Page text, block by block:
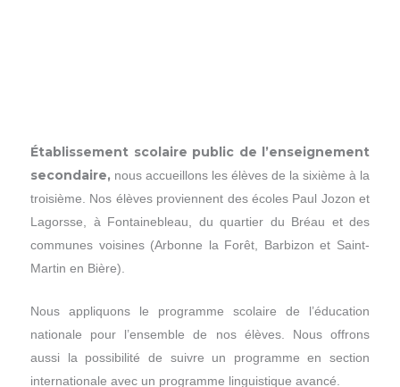
Établissement scolaire public de l’enseignement
secondaire, nous accueillons les élèves de la sixième à la
troisième. Nos élèves proviennent des écoles Paul Jozon et
Lagorsse, à Fontainebleau, du quartier du Bréau et des
communes voisines (Arbonne la Forêt, Barbizon et Saint-
Martin en Bière).
Nous appliquons le programme scolaire de l’éducation
nationale pour l’ensemble de nos élèves. Nous offrons
aussi la possibilité de suivre un programme en section
internationale avec un programme linguistique avancé.